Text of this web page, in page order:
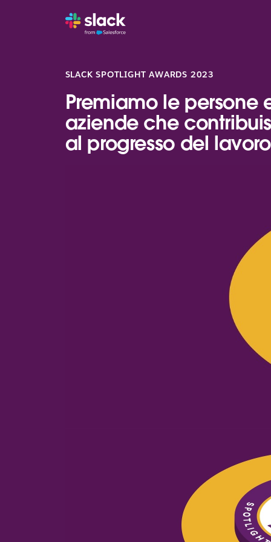
SLACK SPOTLIGHT AWARDS 2023
Premiamo le persone
aziende che
al progresso del lavoro